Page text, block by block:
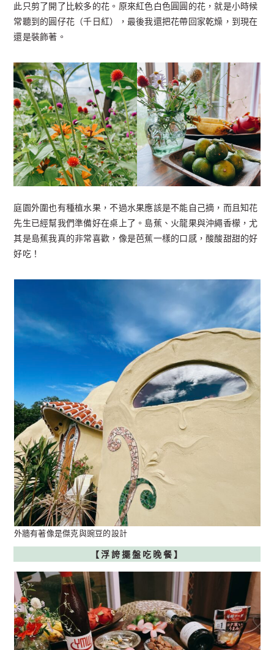
此只剪了開了比較多的花。原來紅色白色圓圓的花，就是小時候
常聽到的圓仔花（千日紅），最後我還把花帶回家乾燥，到現在
還是裝飾著。
庭園外圍也有種植水果，不過水果應該是不能自己摘，而且知花
先生已經幫我們準備好在桌上了。島蕉、火龍果與沖繩香檬，尤
其是島蕉我真的非常喜歡，像是芭蕉一樣的口感，酸酸甜甜的好
好吃！
外牆有著像是傑克與豌豆的設計
【浮誇擺盤吃晚餐】